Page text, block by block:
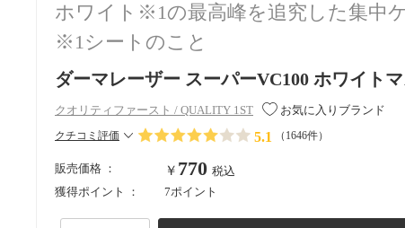
ホワイト※1の最高峰を追究した集中
※1シートのこと
ダーマレーザー スーパーVC100 ホワイト
クオリティファースト / QUALITY 1ST お気に入りブランド
クチコミ評価 5.1 （ 1646件）
販売価格 ： ￥ 770 税込
獲得ポイント ：
7ポイント